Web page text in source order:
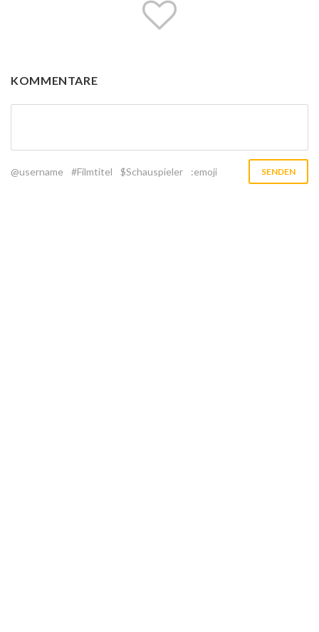
KOMMENTARE
@username #Filmtitel $Schauspieler :emoji